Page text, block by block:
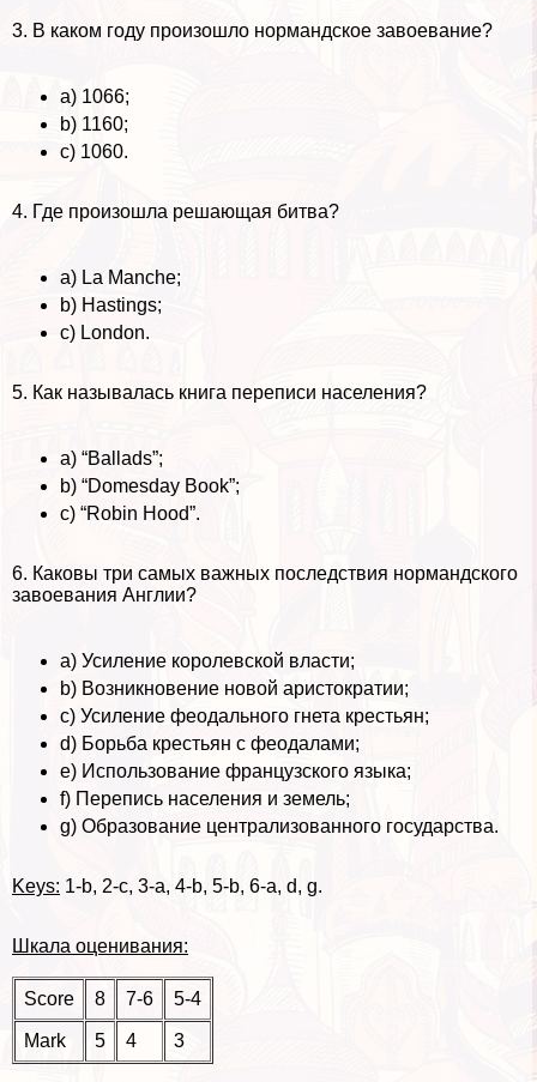
3. В каком году произошло нормaндское завоевание?
a) 1066;
b) 1160;
c) 1060.
4. Где произошла решающая битва?
a) La Manche;
b) Hastings;
c) London.
5. Как называлась книга переписи населения?
a) “Ballads”;
b) “Domesday Book”;
c) “Robin Hood”.
6. Каковы три самых важных последствия нормaндского
завоевания Англии?
a) Усиление королевской власти;
b) Возникновение новой аристократии;
c) Усиление феодального гнета крестьян;
d) Борьба крестьян с феодалами;
e) Использование французского языка;
f) Перепись населения и земель;
g) Образование централизованного государства.
Keys: 1-b, 2-c, 3-a, 4-b, 5-b, 6-a, d, g.
Шкала оценивания:
Score 8 7-6 5-4
Mark 5 4 3